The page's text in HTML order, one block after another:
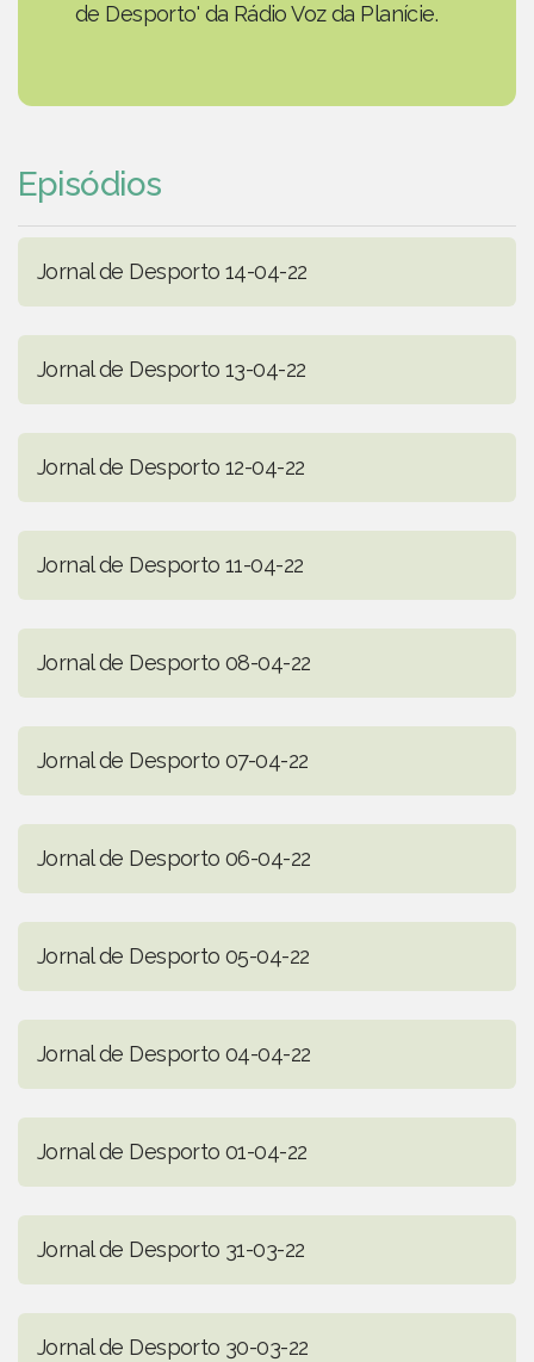
de Desporto' da Rádio Voz da Planície.
Episódios
Jornal de Desporto 14-04-22
Jornal de Desporto 13-04-22
Jornal de Desporto 12-04-22
Jornal de Desporto 11-04-22
Jornal de Desporto 08-04-22
Jornal de Desporto 07-04-22
Jornal de Desporto 06-04-22
Jornal de Desporto 05-04-22
Jornal de Desporto 04-04-22
Jornal de Desporto 01-04-22
Jornal de Desporto 31-03-22
Jornal de Desporto 30-03-22